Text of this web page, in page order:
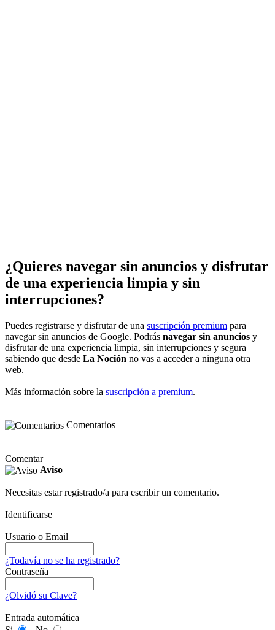
¿Quieres navegar sin anuncios y disfrutar
de una experiencia limpia y sin
interrupciones?
Puedes registrarse y disfrutar de una suscripción premium para
navegar sin anuncios de Google. Podrás navegar sin anuncios y
disfrutar de una experiencia limpia, sin interrupciones y segura
sabiendo que desde La Noción no vas a acceder a ninguna otra
web.
Más información sobre la suscripción a premium.
Comentarios
Comentar
Aviso
Necesitas estar registrado/a para escribir un comentario.
Identificarse
Usuario o Email
¿Todavía no se ha registrado?
Contraseña
¿Olvidó su Clave?
Entrada automática